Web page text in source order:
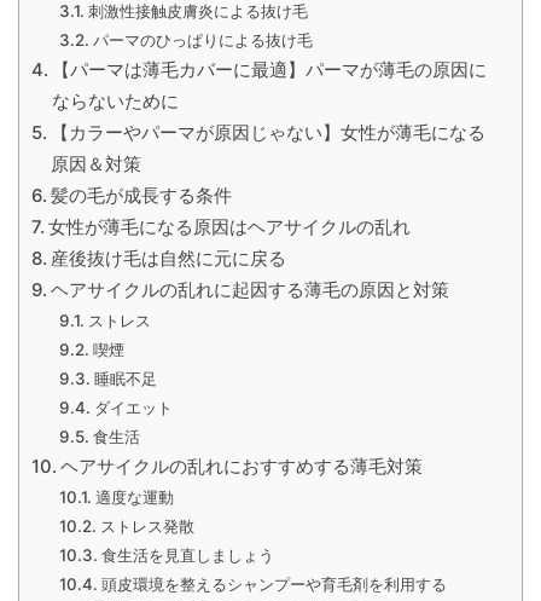
刺激性接触皮膚炎による抜け毛
パーマのひっぱりによる抜け毛
【パーマは薄毛カバーに最適】パーマが薄毛の原因に
ならないために
【カラーやパーマが原因じゃない】女性が薄毛になる
原因＆対策
髪の毛が成長する条件
女性が薄毛になる原因はヘアサイクルの乱れ
産後抜け毛は自然に元に戻る
ヘアサイクルの乱れに起因する薄毛の原因と対策
ストレス
喫煙
睡眠不足
ダイエット
食生活
ヘアサイクルの乱れにおすすめする薄毛対策
適度な運動
ストレス発散
食生活を見直しましょう
頭皮環境を整えるシャンプーや育毛剤を利用する